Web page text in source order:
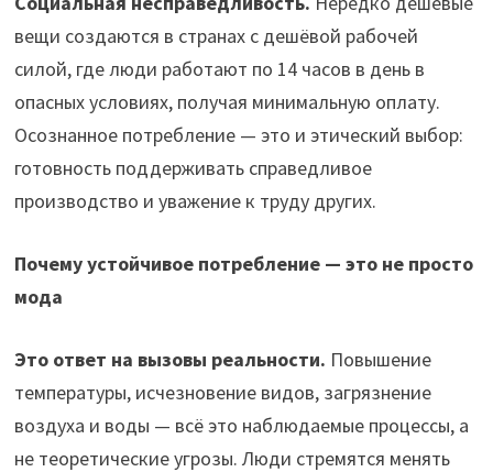
вещи создаются в странах с дешёвой рабочей
силой, где люди работают по 14 часов в день в
опасных условиях, получая минимальную оплату.
Осознанное потребление — это и этический выбор:
готовность поддерживать справедливое
производство и уважение к труду других.
Почему устойчивое потребление — это не просто
мода
Это ответ на вызовы реальности. Повышение
температуры, исчезновение видов, загрязнение
воздуха и воды — всё это наблюдаемые процессы, а
не теоретические угрозы. Люди стремятся менять